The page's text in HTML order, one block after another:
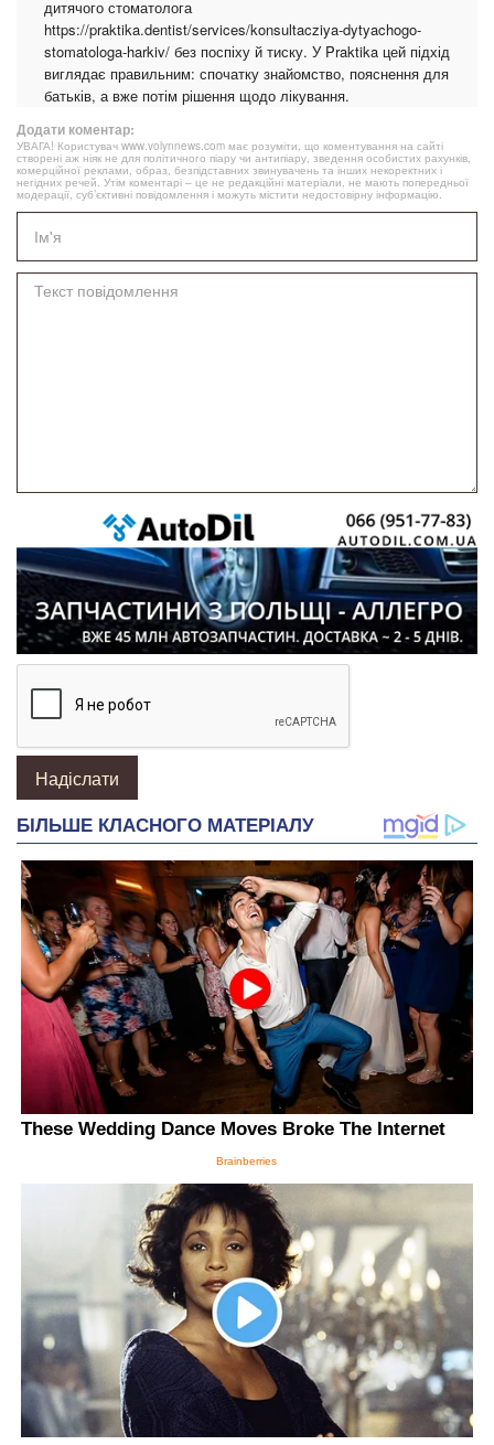
дитячого стоматолога
https://praktika.dentist/services/konsultacziya-dytyachogo-
stomatologa-harkiv/ без поспіху й тиску. У Praktika цей підхід
виглядає правильним: спочатку знайомство, пояснення для
батьків, а вже потім рішення щодо лікування.
Додати коментар:
УВАГА! Користувач www.volynnews.com має розуміти, що коментування на сайті
створені аж ніяк не для політичного піару чи антипіару, зведення особистих рахунків,
комерційної реклами, образ, безпідставних звинувачень та інших некоректних і
негідних речей. Утім коментарі – це не редакційні матеріали, не мають попередньої
модерації, суб’єктивні повідомлення і можуть містити недостовірну інформацію.